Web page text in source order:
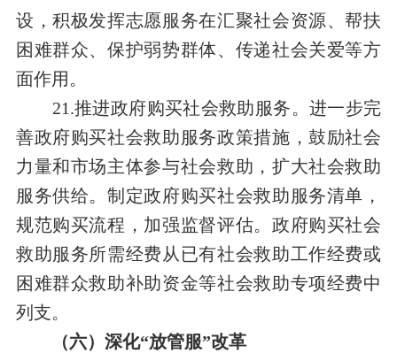
设，积极发挥志愿服务在汇聚社会资源、帮扶
困难群众、保护弱势群体、传递社会关爱等方
面作用。
21.推进政府购买社会救助服务。进一步完
善政府购买社会救助服务政策措施，鼓励社会
力量和市场主体参与社会救助，扩大社会救助
服务供给。制定政府购买社会救助服务清单，
规范购买流程，加强监督评估。政府购买社会
救助服务所需经费从已有社会救助工作经费或
困难群众救助补助资金等社会救助专项经费中
列支。
（六）深化“放管服”改革